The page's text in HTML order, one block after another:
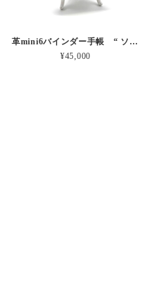
革mini6バインダー手帳 “ ソーダ・セサミシェイク 昼下がりのお茶会” 本革
¥45,000